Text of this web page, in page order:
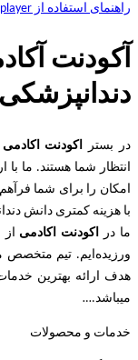
راهنمای استفاده از spotplayer
آکودنت
دندانپزشکی
در بستر اکودنت اکادمی
انتظار شما هستند. ما با
امکان را برای شما فرآهم
با هزینه کمتری دانش
ما در اکودنت اکادمی
ورزیده‌‌ایم. تیم متخصص
هدف ارائه بهترین
میباشد.…
خدمات و محصولات